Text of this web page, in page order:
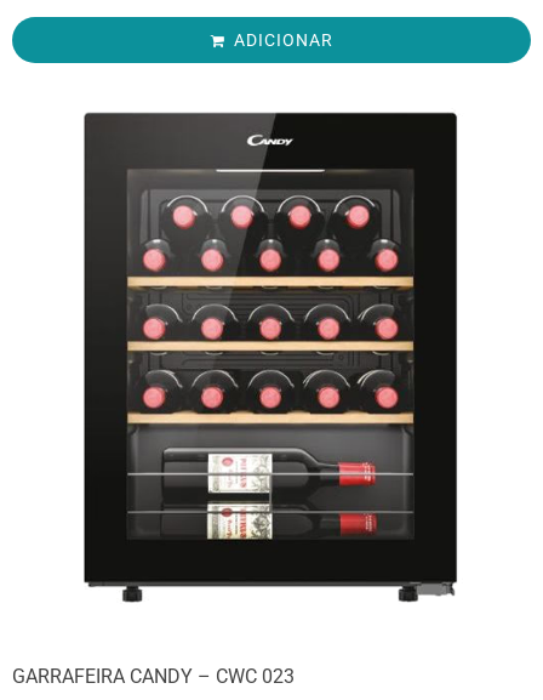
ADICIONAR
GARRAFEIRA CANDY – CWC 023